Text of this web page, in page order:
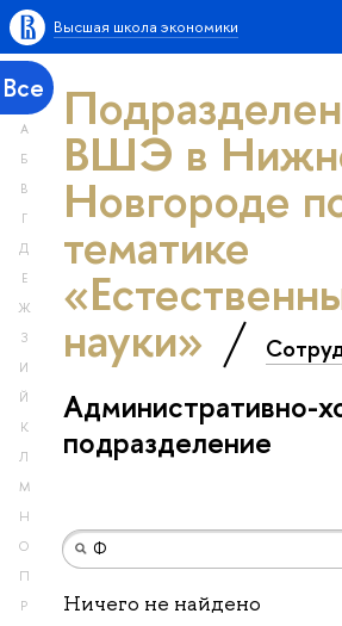
Высшая школа экономики
Все
А
Б
В
Г
Д
Е
Ж
З
И
Й
К
Л
М
Н
О
П
Р
ВШЭ в
Новгороде
тематике
науки»
Административно-
подразделение
Ничего не найдено